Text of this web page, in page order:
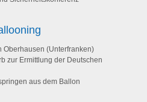
Oberhausen (Unterfranken)
zur Ermittlung der Deutschen
aus dem Ballon